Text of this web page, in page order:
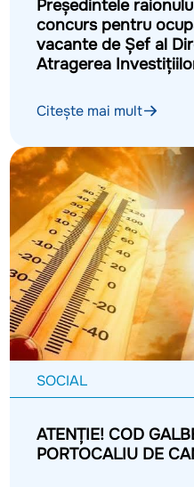
Președintele
concurs pentru
vacante de Șef al
Atragerea
Citește mai mult
SOCIAL
ATENȚIE! COD
PORTOCALIU DE